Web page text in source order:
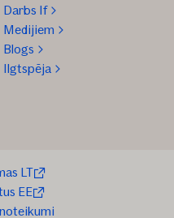
Darbs If
Medijiem
Blogs
Ilgtspēja
LT
EE